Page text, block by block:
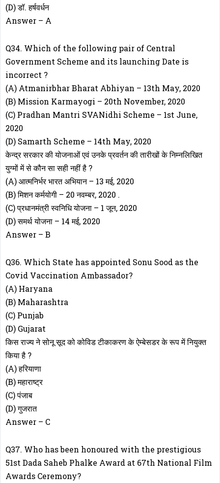
(D) डॉ. हर्षवर्धन
Answer – A
Q34. Which of the following pair of Central
Government Scheme and its launching Date is
incorrect ?
(A) Atmanirbhar Bharat Abhiyan – 13th May, 2020
(B) Mission Karmayogi – 20th November, 2020
(C) Pradhan Mantri SVANidhi Scheme – 1st June,
2020
(D) Samarth Scheme – 14th May, 2020
केन्द्र सरकार की योजनाओं एवं उनके प्रवर्तन की तारीखों के निम्नलिखित
युग्मों में से कौन सा सही नहीं है ?
(A) आत्मनिर्भर भारत अभियान – 13 मई, 2020
(B) मिशन कर्मयोगी – 20 नवम्बर, 2020 .
(C) प्रधानमंत्री स्वनिधि योजना – 1 जून, 2020
(D) समर्थ योजना – 14 मई, 2020
Answer – B
Q36. Which State has appointed Sonu Sood as the
Covid Vaccination Ambassador?
(A) Haryana
(B) Maharashtra
(C) Punjab
(D) Gujarat
किस राज्य ने सोनू सूद को कोविड टीकाकरण के ऐम्बेसडर के रूप में नियुक्त
किया है ?
(A) हरियाणा
(B) महाराष्ट्र
(C) पंजाब
(D) गुजरात
Answer – C
Q37. Who has been honoured with the prestigious
51st Dada Saheb Phalke Award at 67th National Film
Awards Ceremony?